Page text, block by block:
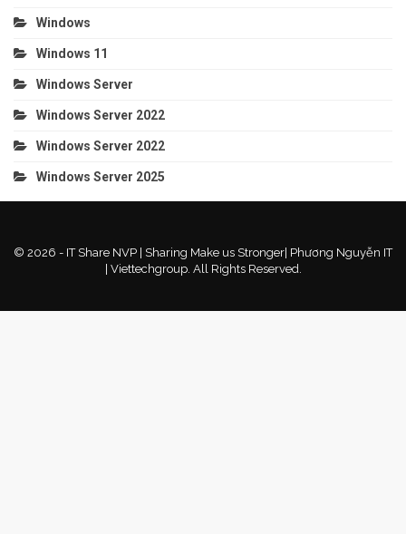
Windows
Windows 11
Windows Server
Windows Server 2022
Windows Server 2022
Windows Server 2025
© 2026 - IT Share NVP | Sharing Make us Stronger| Phương Nguyễn IT
| Viettechgroup. All Rights Reserved.